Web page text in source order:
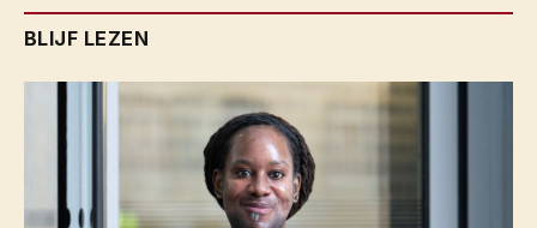
BLIJF LEZEN